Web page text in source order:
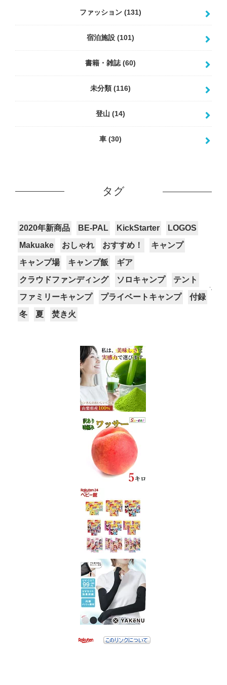
ファッション (131)
宿泊施設 (101)
書籍・雑誌(60)
未分類 (116)
登山 (14)
車 (30)
タグ
2020年新商品 BE-PAL KickStarter
LOGOS
Makuake
おしゃれ おすすめ！
キャンプ
キャンプ場
キャンプ飯
ギア
クラウドファンディング
ソロキャンプ
テント
ファミリーキャンプ
プライベートキャンプ
付録
冬
夏 焚き火